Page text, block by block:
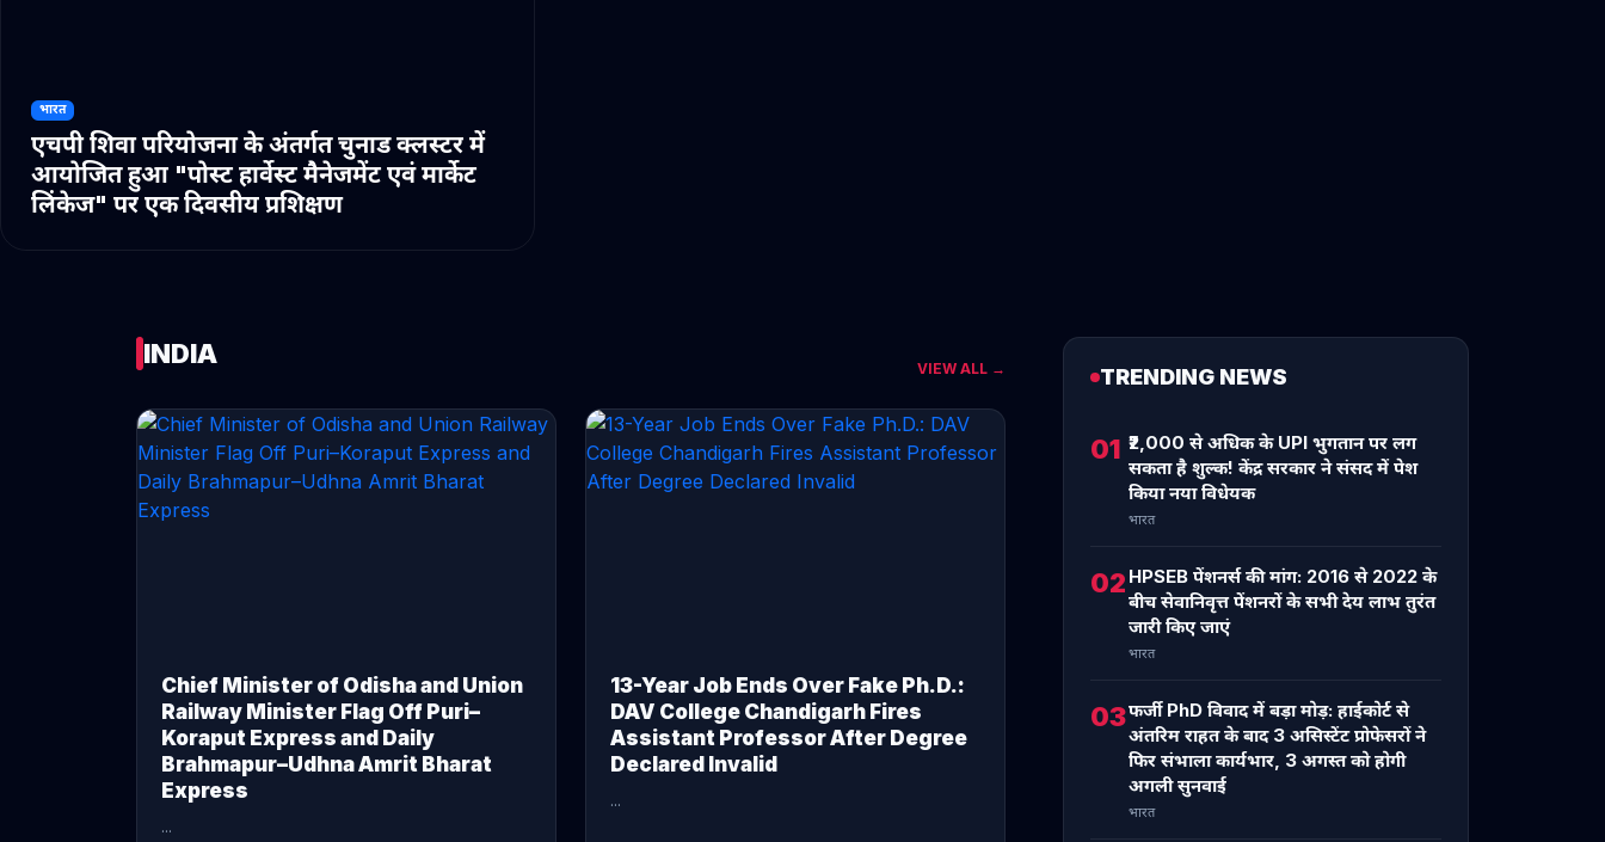
भारत
एचपी शिवा परियोजना के अंतर्गत चुनाड क्लस्टर में
आयोजित हुआ "पोस्ट हार्वेस्ट मैनेजमेंट एवं मार्केट
लिंकेज" पर एक दिवसीय प्रशिक्षण
INDIA VIEW ALL →
Chief Minister of Odisha and Union
Railway Minister Flag Off Puri–
Koraput Express and Daily
Brahmapur–Udhna Amrit Bharat
Express
...
13-Year Job Ends Over Fake Ph.D.:
DAV College Chandigarh Fires
Assistant Professor After Degree
Declared Invalid
...
TRENDING NEWS
01 ₹2,000 से अधिक के UPI भुगतान पर लग
सकता है शुल्क! केंद्र सरकार ने संसद में पेश
किया नया विधेयक
भारत
02 HPSEB पेंशनर्स की मांग: 2016 से 2022 के
बीच सेवानिवृत्त पेंशनरों के सभी देय लाभ तुरंत
जारी किए जाएं
भारत
03फर्जी PhD विवाद में बड़ा मोड़: हाईकोर्ट से
अंतरिम राहत के बाद 3 असिस्टेंट प्रोफेसरों ने
फिर संभाला कार्यभार, 3 अगस्त को होगी
अगली सुनवाई
भारत